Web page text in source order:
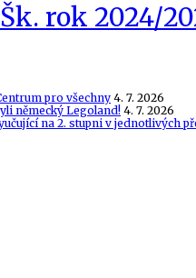
Šk. rok 2024/
pro všechny 4. 7. 2026
německý Legoland! 4. 7. 2026
na 2. stupni v jednotlivých